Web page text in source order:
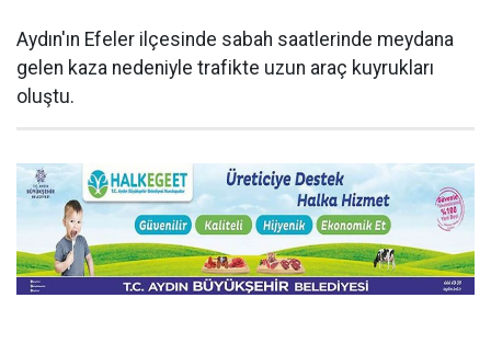
Aydın'ın Efeler ilçesinde sabah saatlerinde meydana
gelen kaza nedeniyle trafikte uzun araç kuyrukları
oluştu.